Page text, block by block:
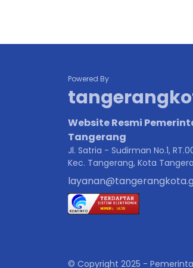
Powered By
Website Resmi
Tangerang
Jl. Satria - Sudirman No.1,
Kec. Tangerang, Kota
© Copyright 2025 -